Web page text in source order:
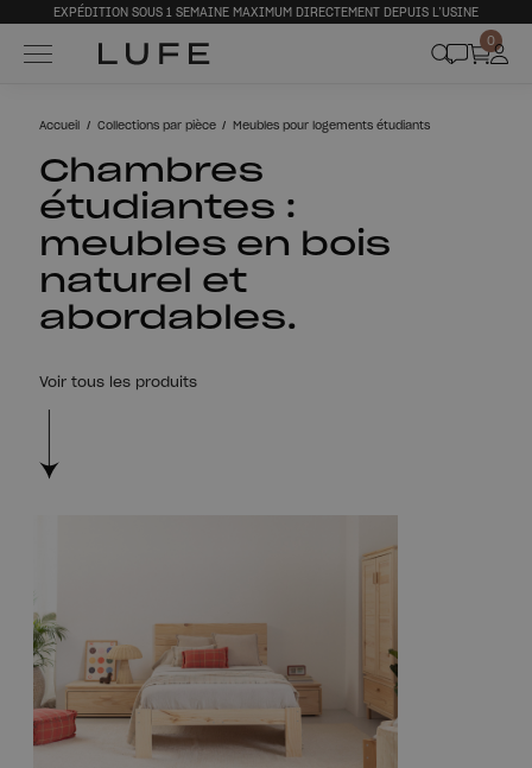
EXPÉDITION SOUS 1 SEMAINE MAXIMUM DIRECTEMENT DEPUIS L’USINE
0
Accueil Collections par pièce Meubles pour logements étudiants
Chambres
étudiantes :
meubles en bois
naturel et
abordables.
Voir tous les produits